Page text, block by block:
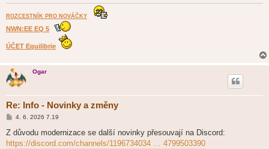
ROZCESTNÍK PRO NOVÁČKY
NWN:EE EQ 5
ÚČET Equilibrie
Ogar
Re: Info - Novinky a změny
P
í
p
4. 6. 2026 7.19
Z důvodu modernizace se další novinky přesouvají na Discord:
https://discord.com/channels/1196734034 … 4799503390